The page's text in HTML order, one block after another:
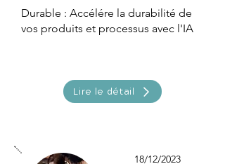
Durable : Accélére la durabilité de
vos produits et processus avec l'IA
Lire le détail
18/12/2023